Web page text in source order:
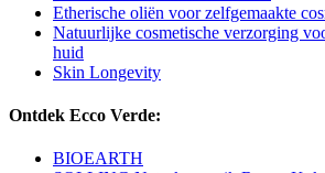
Etherische oliën voor zelfgemaakte
Natuurlijke cosmetische verzorging
huid
Skin Longevity
Ontdek Ecco Verde:
BIOEARTH